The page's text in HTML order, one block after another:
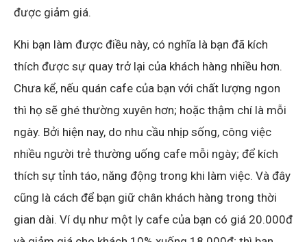
được giảm giá.
Khi bạn làm được điều này, có nghĩa là bạn đã kích
thích được sự quay trở lại của khách hàng nhiều hơn.
Chưa kể, nếu quán cafe của bạn với chất lượng ngon
thì họ sẽ ghé thường xuyên hơn; hoặc thậm chí là mỗi
ngày. Bởi hiện nay, do nhu cầu nhịp sống, công việc
nhiều người trẻ thường uống cafe mỗi ngày; để kích
thích sự tỉnh táo, năng động trong khi làm việc. Và đây
cũng là cách để bạn giữ chân khách hàng trong thời
gian dài. Ví dụ như một ly cafe của bạn có giá 20.000đ